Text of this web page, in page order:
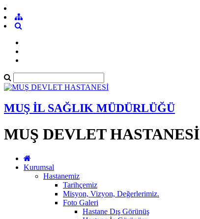
MUŞ İL SAĞLIK MÜDÜRLÜĞÜ
MUŞ DEVLET HASTANESİ
Kurumsal
Hastanemiz
Tarihçemiz
Misyon, Vizyon, Değerlerimiz.
Foto Galeri
Hastane Dış Görünüş